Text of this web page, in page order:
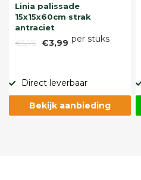
Linia palissade
15x15x60cm strak
antraciet
€5,75 €3,99 per stuks
Direct leverbaar
Bekijk aanbieding